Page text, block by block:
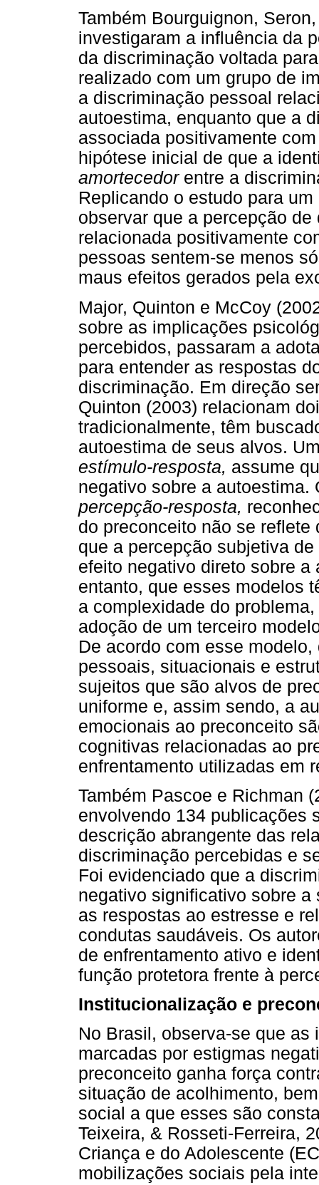
Também Bourguignon,
investigaram a influência da
da discriminação voltada
realizado com um grupo de
a discriminação pessoal
autoestima, enquanto que a
associada positivamente
hipótese inicial de que a
amortecedorentre a
Replicando o estudo para
observar que a percepção
relacionada positivamente
pessoas sentem-se menos
maus efeitos gerados pela
Major, Quinton e McCoy
sobre as implicações
percebidos, passaram a
para entender as respostas
discriminação. Em direção
Quinton (2003) relacionam
tradicionalmente, têm
autoestima de seus alvos.
estímulo-resposta, assume
negativo sobre a
percepção-resposta,
do preconceito não se
que a percepção subjetiva
efeito negativo direto sobre
entanto, que esses modelos
a complexidade do
adoção de um terceiro
De acordo com esse
pessoais, situacionais e
sujeitos que são alvos de
uniforme e, assim sendo, a
emocionais ao preconceito
cognitivas relacionadas ao
enfrentamento utilizadas em
Também Pascoe e Richman
envolvendo 134 publicações
descrição abrangente das
discriminação percebidas e
Foi evidenciado que a
negativo significativo sobre
as respostas ao estresse e
condutas saudáveis. Os
de enfrentamento ativo e
função protetora frente à
Institucionalização e
No Brasil, observa-se que
marcadas por estigmas
preconceito ganha força
situação de acolhimento,
social a que esses são
Teixeira, & Rosseti-Ferreira,
Criança e do Adolescente
mobilizações sociais pela